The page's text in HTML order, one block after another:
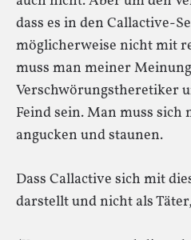
dass es in den Callactive-
möglicherweise nicht mit
muss man meiner
Verschwörungstheretiker
Feind sein. Man muss sich
angucken und staunen.
Dass Callactive sich mit
darstellt und nicht als